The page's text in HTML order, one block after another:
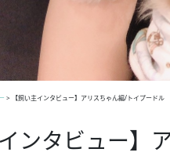
> 【飼い主インタビュー】アリスちゃん編/トイプードル
インタビュー